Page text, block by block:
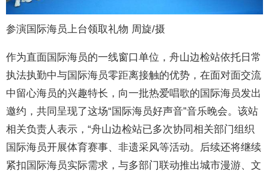
参演国际海员上台领取礼物 周旋/摄
作为直面国际海员的一线窗口单位，舟山边检站依托日常
执法执勤中与国际海员零距离接触的优势，在面对面交流
中留心海员的兴趣特长，向一批热爱唱歌的国际海员发出
邀约，共同呈现了这场“国际海员好声音”音乐晚会。该站
相关负责人表示，“舟山边检站已多次协同相关部门组织
国际海员开展体育赛事、非遗采风等活动。后续还将继续
紧扣国际海员实际需求，与多部门联动推出城市漫游、文